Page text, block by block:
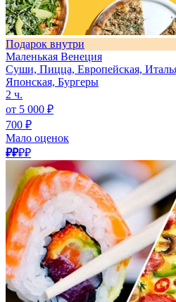
Подарок внутри
Маленькая Венеция
Суши, Пицца, Европейская,
Японская, Бургеры
2 ч.
от 5 000 ₽
700 ₽
Мало оценок
₽₽₽₽